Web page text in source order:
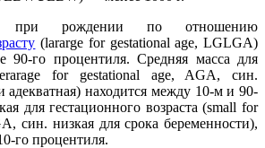
при рождении по отношению
(lararge for gestational age, LGLGA)
90-го процентиля. Cредняя масса для
for gestational age, AGA, син.
адекватная) находится между 10-м и 90-
для гестационного возраста (small for
син. низкая для срока беременности),
го процентиля.